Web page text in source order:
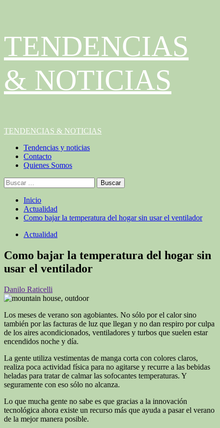
al
contenido
TENDENCIAS
& NOTICIAS
Menú
TENDENCIAS & NOTICIAS
Tendencias y noticias
Contacto
Quienes Somos
Buscar:
Inicio
Actualidad
Como bajar la temperatura del hogar sin usar el ventilador
Actualidad
Como bajar la temperatura del hogar sin
usar el ventilador
Danilo Raticelli
Los meses de verano son agobiantes. No sólo por el calor sino
también por las facturas de luz que llegan y no dan respiro por culpa
de los aires acondicionados, ventiladores y turbos que suelen estar
encendidos noche y día.
La gente utiliza vestimentas de manga corta con colores claros,
realiza poca actividad física para no agitarse y recurre a las bebidas
heladas para tratar de calmar las sofocantes temperaturas. Y
seguramente con eso sólo no alcanza.
Lo que mucha gente no sabe es que gracias a la innovación
tecnológica ahora existe un recurso más que ayuda a pasar el verano
de la mejor manera posible.